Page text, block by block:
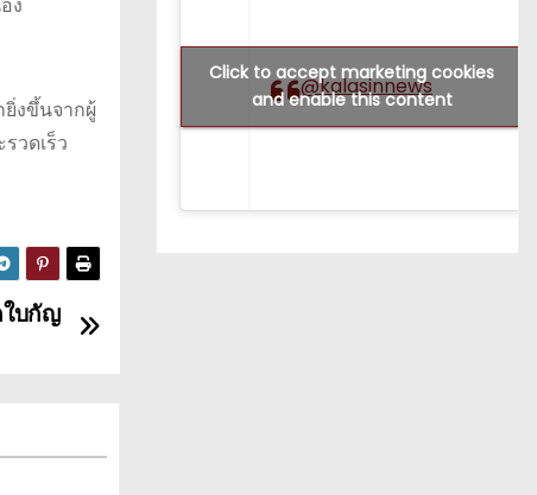
งขึ้นจากผู้
วดเร็ว
บกัญ
@kalasinnews
Click to accept marketing cookies
and enable this content